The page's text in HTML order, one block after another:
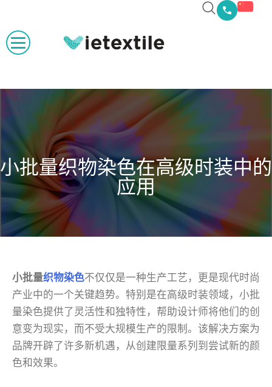
小批量织物染色在高级时装中的
应用
小批量织物染色不仅仅是一种生产工艺，更是现代时尚
产业中的一个关键趋势。特别是在高级时装领域，小批
量染色提供了灵活性和独特性，帮助设计师将他们的创
意变为现实，而不受大规模生产的限制。该解决方案为
品牌开辟了许多新机遇，从创建限量系列到尝试新的颜
色和效果。